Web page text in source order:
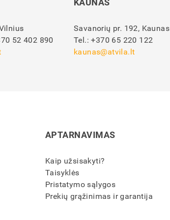
52 402 890
KAUNAS
Savanorių pr. 192, Kaunas
Tel.:+370 65 220 122
kaunas@atvila.lt
APTARNAVIMAS
Kaip užsisakyti?
Taisyklės
Pristatymo sąlygos
Prekių grąžinimas ir garantija